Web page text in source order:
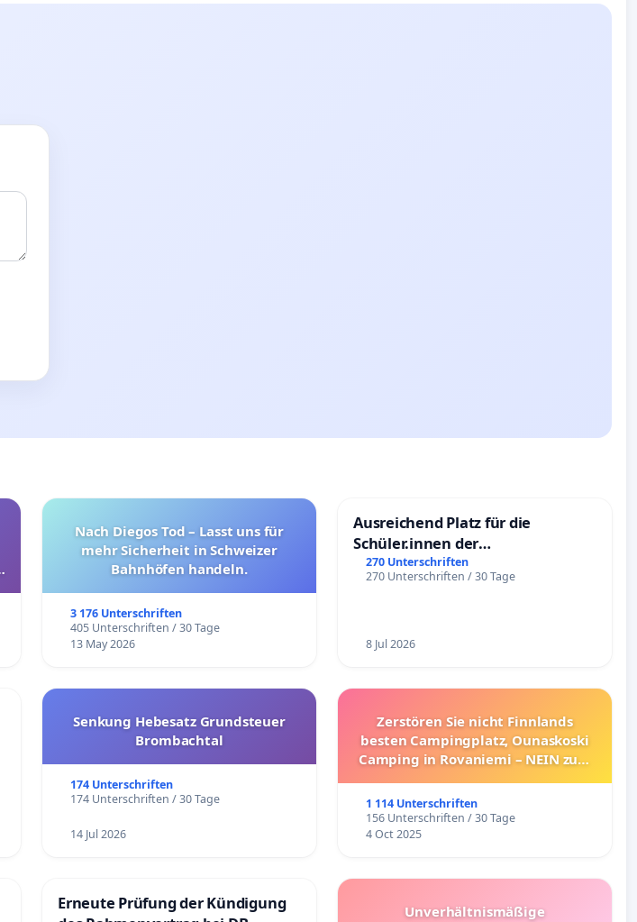
Nach Diegos Tod – Lasst uns für
mehr Sicherheit in Schweizer
Bahnhöfen handeln.
3 176 Unterschriften
405 Unterschriften / 30 Tage
13 May 2026
Ausreichend Platz für die
Schüler.innen der
Schönbergschule
270 Unterschriften
270 Unterschriften / 30 Tage
8 Jul 2026
Senkung Hebesatz Grundsteuer
Brombachtal
174 Unterschriften
174 Unterschriften / 30 Tage
14 Jul 2026
Zerstören Sie nicht Finnlands
besten Campingplatz, Ounaskoski
Camping in Rovaniemi – NEIN zum
1 114 Unterschriften
156 Unterschriften / 30 Tage
4 Oct 2025
Erneute Prüfung der Kündigung
Unverhältnismäßige